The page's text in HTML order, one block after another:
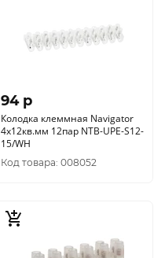
94 p
Колодка клеммная Navigator
4х12кв.мм 12пар NTB-UPE-S12-
15/WH
Код товара: 008052